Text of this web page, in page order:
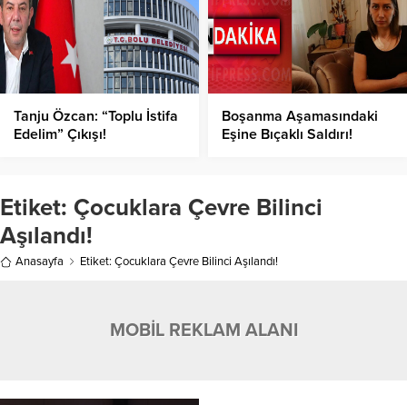
Tanju Özcan: “Toplu İstifa
Edelim” Çıkışı!
Boşanma Aşamasındaki
Eşine Bıçaklı Saldırı!
Etiket: Çocuklara Çevre Bilinci
Aşılandı!
Anasayfa Etiket: Çocuklara Çevre Bilinci Aşılandı!
MOBİL REKLAM ALANI